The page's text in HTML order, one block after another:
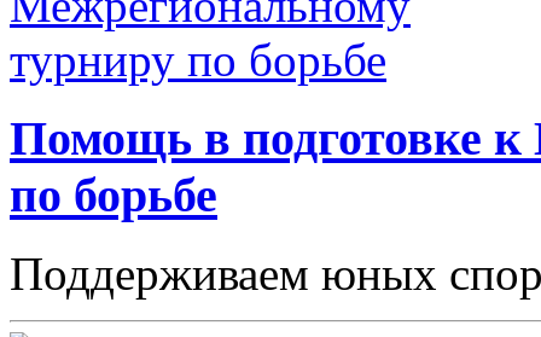
Помощь в подготовке
по борьбе
Поддерживаем юных